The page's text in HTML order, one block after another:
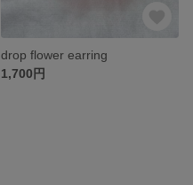
drop flower earring
1,700円